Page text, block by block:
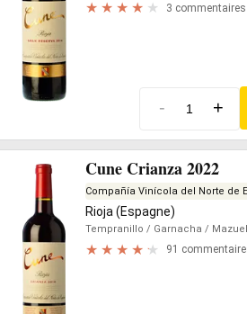
3 commentaires
- +
Cune Crianza 2022
Compañía Vinícola del Norte de
Rioja (Espagne)
Tempranillo / Garnacha /
91